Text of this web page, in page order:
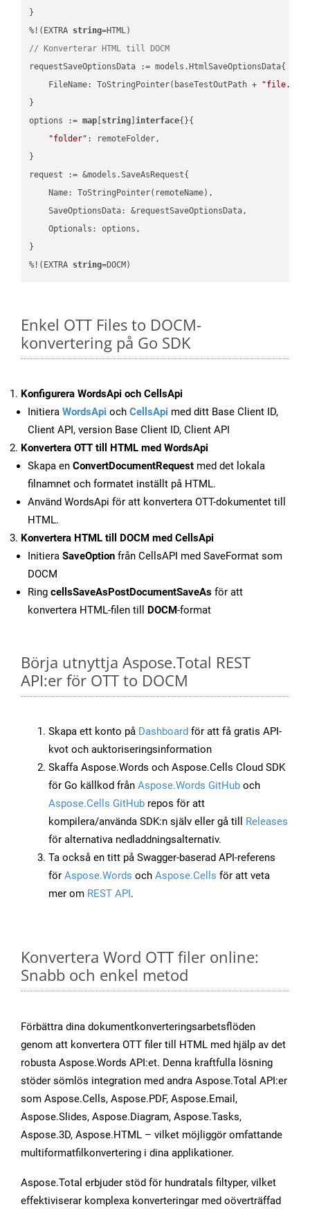
}
%!(EXTRA string
// Konverterar HTML till DOCM
requestSaveOptionsData := models.HtmlSaveOptionsData{
    FileName: ToStringPointer(baseTestOutPath +
}
options := map string ]interface{}{
"folder" : remoteFolder,
}
request := &models.SaveAsRequest{
    Name: ToStringPointer(remoteName),
    SaveOptionsData: &requestSaveOptionsData,
    Optionals: options,
}
%!(EXTRA string=DOCM)
Enkel OTT Files to DOCM-
konvertering på Go SDK
Konfigurera WordsApi och CellsApi
Initiera WordsApi och CellsApi med ditt Base Client ID,
Client API, version Base Client ID, Client API
Konvertera OTT till HTML med WordsApi
Skapa en ConvertDocumentRequest med det lokala
filnamnet och formatet inställt på HTML.
Använd WordsApi för att konvertera OTT-dokumentet till
HTML.
Konvertera HTML till DOCM med CellsApi
Initiera SaveOption från CellsAPI med SaveFormat som
DOCM
Ring cellsSaveAsPostDocumentSaveAs för att
konvertera HTML-filen till DOCM-format
Börja utnyttja Aspose.Total REST
API:er för OTT to DOCM
Skapa ett konto på Dashboard för att få gratis API-
kvot och auktoriseringsinformation
Skaffa Aspose.Words och Aspose.Cells Cloud SDK
för Go källkod från Aspose.Words GitHub och
Aspose.Cells GitHub repos för att
kompilera/använda SDK:n själv eller gå till Releases
för alternativa nedladdningsalternativ.
Ta också en titt på Swagger-baserad API-referens
för Aspose.Words och Aspose.Cells för att veta
mer om REST API.
Konvertera Word OTT filer online:
Snabb och enkel metod
Förbättra dina dokumentkonverteringsarbetsflöden
genom att konvertera OTT filer till HTML med hjälp av det
robusta Aspose.Words API:et. Denna kraftfulla lösning
stöder sömlös integration med andra Aspose.Total API:er
som Aspose.Cells, Aspose.PDF, Aspose.Email,
Aspose.Slides, Aspose.Diagram, Aspose.Tasks,
Aspose.3D, Aspose.HTML – vilket möjliggör omfattande
multiformatfilkonvertering i dina applikationer.
Aspose.Total erbjuder stöd för hundratals filtyper, vilket
effektiviserar komplexa konverteringar med oöverträffad